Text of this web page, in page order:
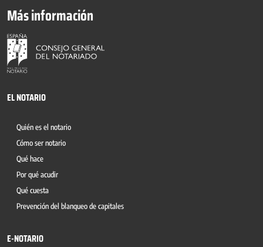
Más información
EL NOTARIO
Quién es el notario
Cómo ser notario
Qué hace
Por qué acudir
Qué cuesta
Prevención del blanqueo de capitales
E-NOTARIO